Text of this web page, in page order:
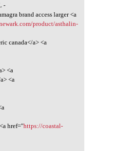
-
brand access larger <a
product/asthalin-
canada</a> <a
<a
<a
href="https://coastal-